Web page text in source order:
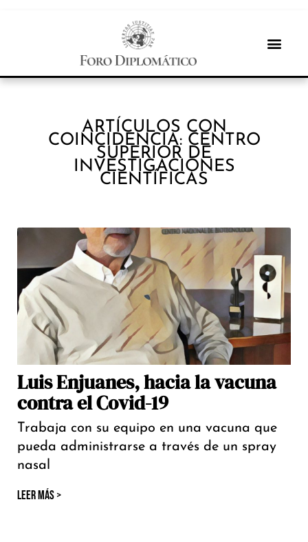
ARTÍCULOS CON
COINCIDENCIA: CENTRO
SUPERIOR DE
INVESTIGACIONES
CIENTÍFICAS
Luis Enjuanes, hacia la vacuna
contra el Covid-19
Trabaja con su equipo en una vacuna que
pueda administrarse a través de un spray
nasal
LEER MÁS >